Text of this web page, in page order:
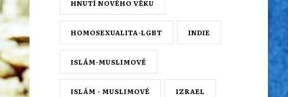
HNUTÍ NOVÉHO VĚKU
HOMOSEXUALITA-LGBT INDIE
ISLÁM-MUSLIMOVÉ
ISLÁM - MUSLIMOVÉ IZRAEL